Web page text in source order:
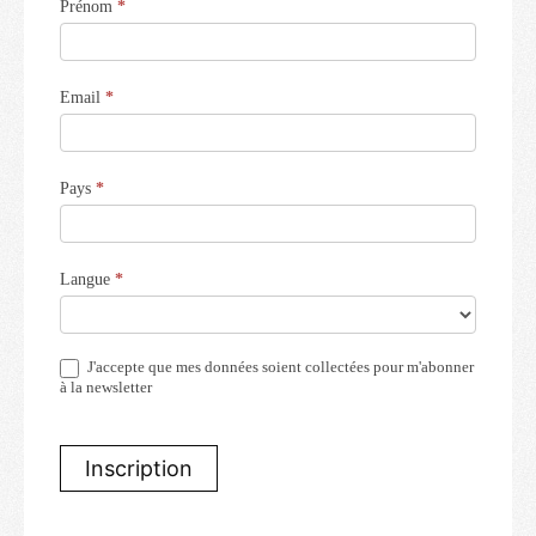
t
e
Prénom *
Email *
Pays *
Langue *
J'accepte que mes données soient collectées pour m'abonner
à la newsletter
Inscription